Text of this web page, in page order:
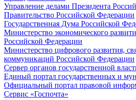
Управление делами Президента
Правительство Российской Федерации
Государственная Дума Российской
Министерство экономического
Российской Федерации
Министерство цифрового развития,
коммуникаций Российской Федерации
Сервер органов государственной
Единый портал государственных и
Официальный портал правовой
Cервис «Госпочта»